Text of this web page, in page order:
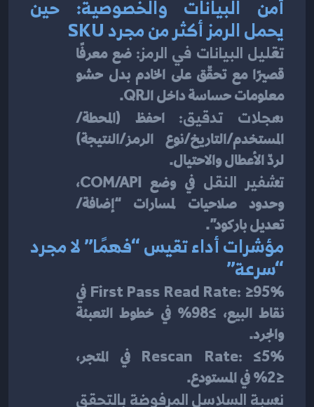
يحمل الرمز أكثر من مجرد SKU
تقليل البيانات في الرمز:
معلومات حساسة داخل الـQR.
سجلات تدقيق: احفظ (المحطة/
لردّ الأعطال والاحتيال.
تشفير النقل
وحدود صلاحيات لمسارات “إضافة/
تعديل باركود”.
“سرعة”
First Pass Read Rate:
نقاط البيع، ≥98% في خطوط التعبئة
والجرد.
Rescan Rate:
≤2% في المستودع.